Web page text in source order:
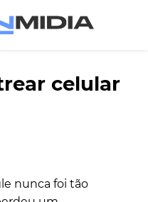
celular
nunca foi tão